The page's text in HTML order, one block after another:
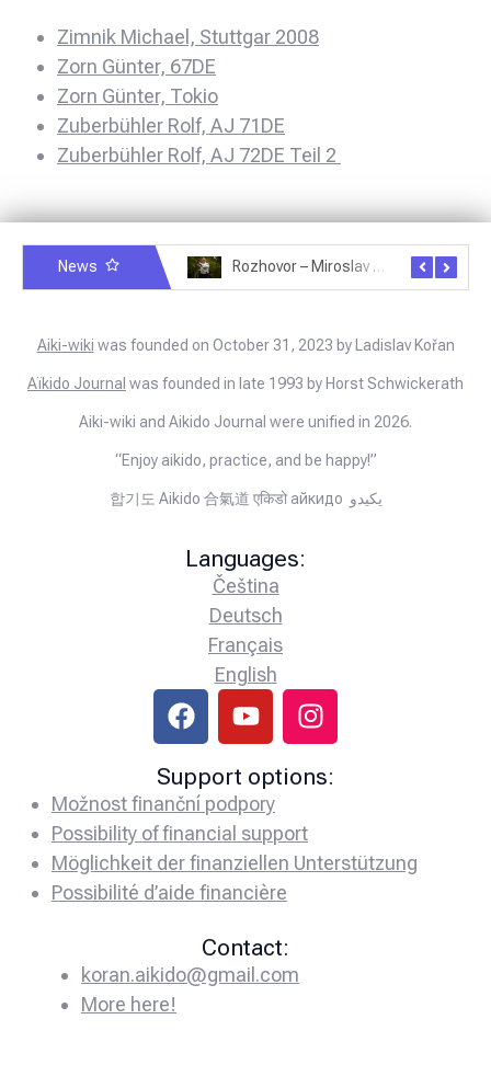
Zimnik Michael, Stuttgar 2008
Zorn Günter, 67DE
Zorn Günter, Tokio
Zuberbühler Rolf, AJ 71DE
Zuberbühler Rolf, AJ 72DE Teil 2
News Rozhovor – Miroslav Šmíd – 22.3.2025
Aiki-wiki was founded on October 31, 2023 by Ladislav Kořan
Aïkido Journal was founded in late 1993 by Horst Schwickerath
Aiki-wiki and Aikido Journal were unified in 2026.
“Enjoy aikido, practice, and be happy!”
합기도 Aikido 合氣道 एकिडो айкидо يكيدو
Languages:
Čeština
Deutsch
Français
English
Support options:
Možnost finanční podpory
Possibility of financial support
Möglichkeit der finanziellen Unterstützung
Possibilité d’aide financière
Contact:
koran.aikido@gmail.com
More here!